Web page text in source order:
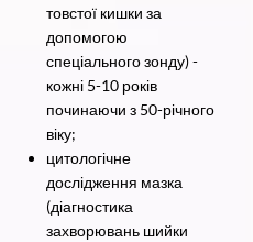
товстої кишки за
допомогою
спеціального зонду) -
кожні 5-10 років
починаючи з 50-річного
віку;
цитологічне
дослідження мазка
(діагностика
захворювань шийки